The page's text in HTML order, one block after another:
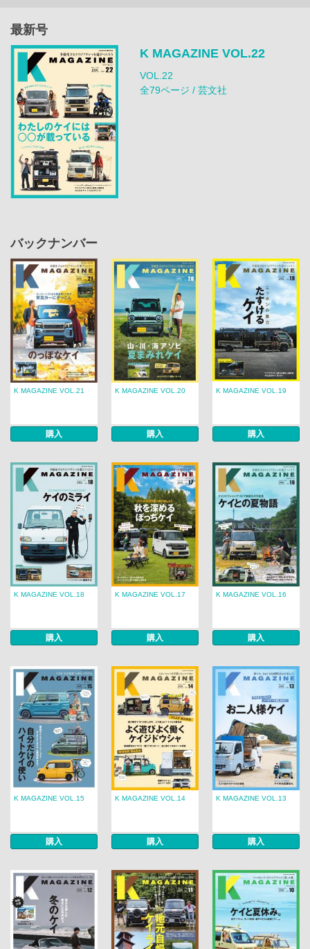
最新号
K MAGAZINE VOL.22
VOL.22
全79ページ / 芸文社
バックナンバー
K MAGAZINE VOL.21
購入
K MAGAZINE VOL.20
購入
K MAGAZINE VOL.19
購入
K MAGAZINE VOL.18
購入
K MAGAZINE VOL.17
購入
K MAGAZINE VOL.16
購入
K MAGAZINE VOL.15
購入
K MAGAZINE VOL.14
購入
K MAGAZINE VOL.13
購入